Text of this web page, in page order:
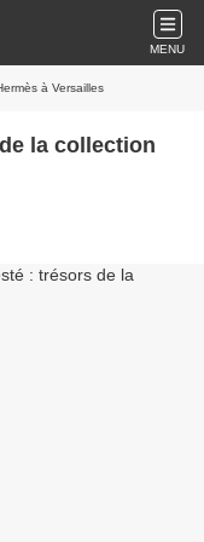
MENU
à Versailles
la collection